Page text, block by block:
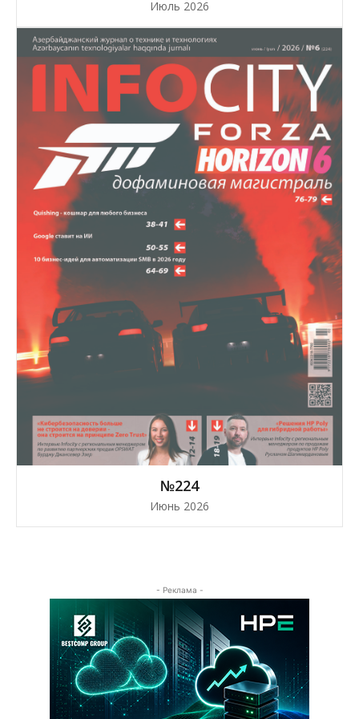
Июль 2026
№224
Июнь 2026
- Реклама -